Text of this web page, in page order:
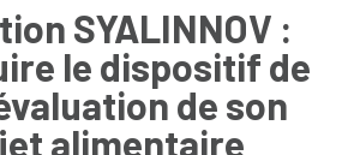
SYALINNOV :
le dispositif de
de son
alimentaire